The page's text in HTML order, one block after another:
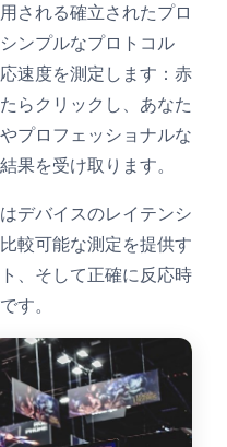
グ
される確立されたプロ
ンプルなプロトコル
速度を測定します：赤
らクリックし、あなた
プロフェッショナルな
果を受け取ります。
デバイスのレイテンシ
較可能な測定を提供す
、そして正確に反応時
す。